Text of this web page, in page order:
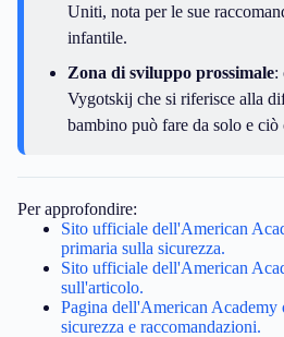
Uniti, nota per le sue
infantile.
Zona di sviluppo prossimale:
Vygotskij che si riferisce alla
bambino può fare da solo e
Per approfondire:
Sito ufficiale dell'American
primaria sulla sicurezza.
Sito ufficiale dell'American
sull'articolo.
Pagina dell'American
sicurezza e raccomandazioni.